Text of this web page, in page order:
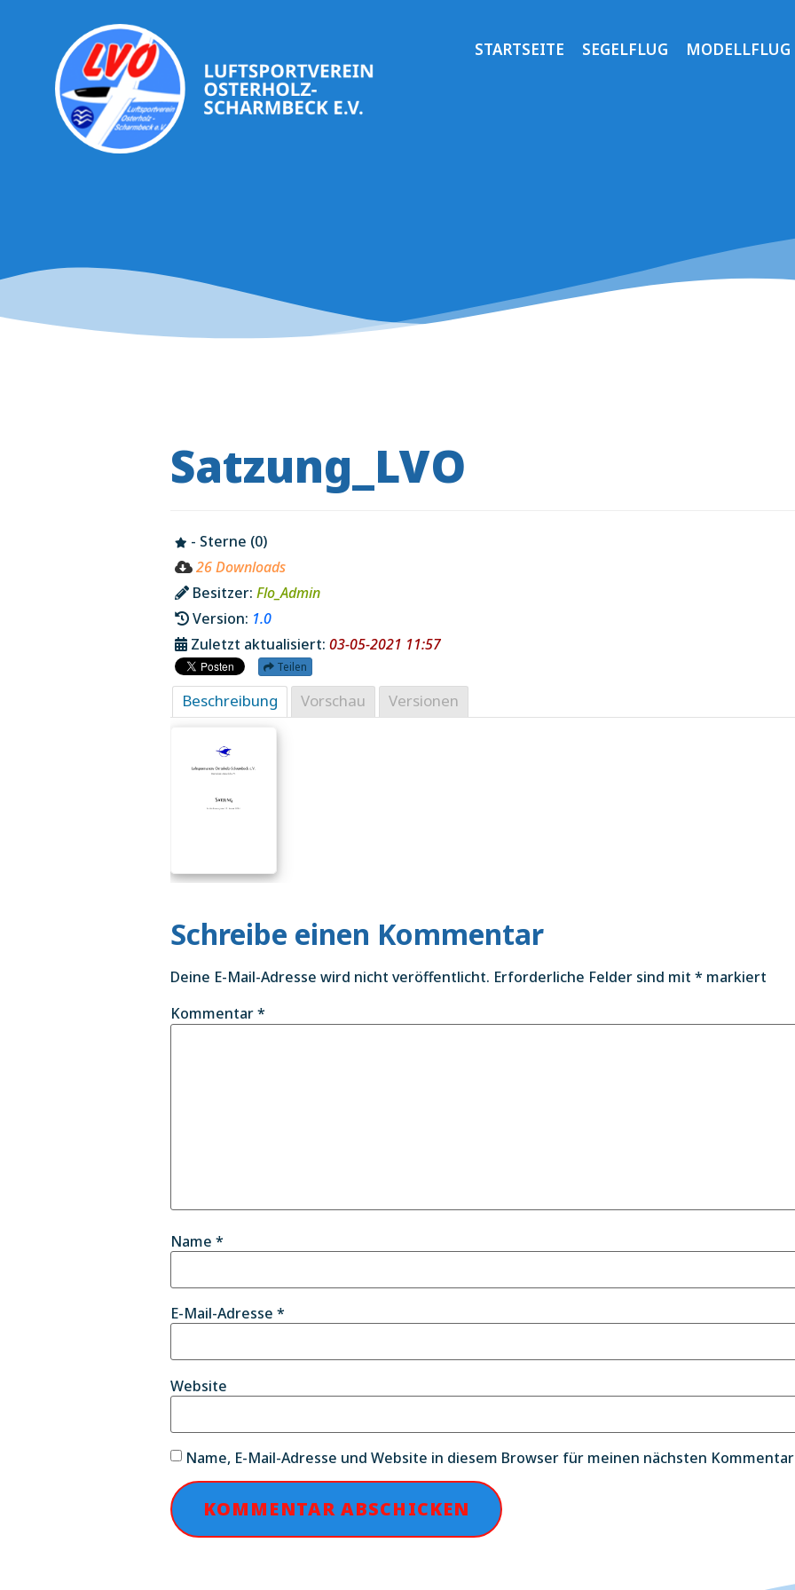
STARTSEITE SEGELFLUG MODELLFLUG
Satzung_LVO
- Sterne (0)
26 Downloads
Besitzer: Flo_Admin
Version: 1.0
Zuletzt aktualisiert: 03-05-2021 11:57
Teilen
Beschreibung Vorschau Versionen
Schreibe einen Kommentar
Deine E-Mail-Adresse wird nicht veröffentlicht. Erforderliche Felder sind mit * markiert
Kommentar*
Name *
E-Mail-Adresse *
Website
Name, E-Mail-Adresse und Website in diesem Browser für meinen nächsten